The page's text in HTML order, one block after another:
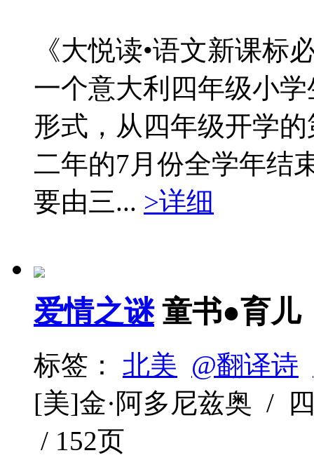
《大悦读•语文新课标
一个意大利四年级小
形式，从四年级开学
二年的7月份全学年结
要由三... >详细
爱情之谜 童书●育儿
标签： 北美 @翻译诗
[美]金·阿多尼兹奥 /
/ 152页